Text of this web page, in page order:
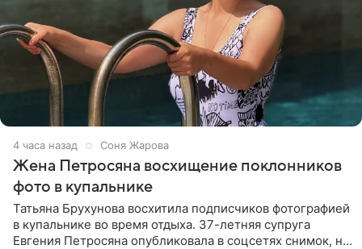
4 часа назад Соня Жарова
Жена Петросяна восхищение поклонников
фото в купальнике
Татьяна Брухунова восхитила подписчиков фотографией
в купальнике во время отдыха. 37-летняя супруга
Евгения Петросяна опубликовала в соцсетях снимок, на